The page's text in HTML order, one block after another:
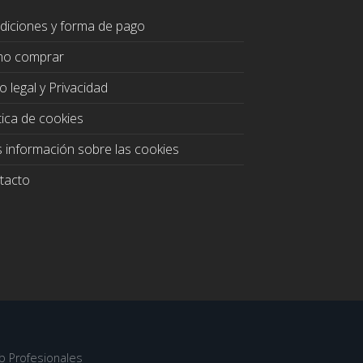
y forma de pago
comprar
legal y Privacidad
de cookies
información sobre las cookies
Profesionales